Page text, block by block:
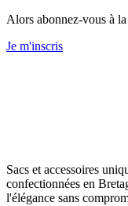
Alors abonnez-vous à
Je m'inscris
Sacs et accessoires
confectionnées en
l'élégance sans